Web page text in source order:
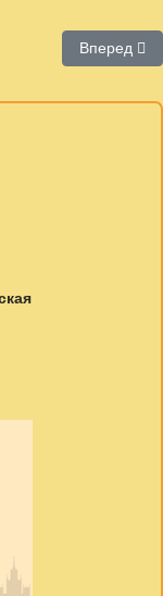
Вперед